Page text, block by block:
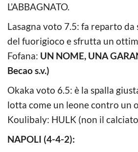
L’ABBAGNATO.
Lasagna voto 7.5: fa reparto da
del fuorigioco e sfrutta un
Fofana: UN NOME, UNA
Becao s.v.)
Okaka voto 6.5: è la spalla
lotta come un leone contro un
Koulibaly: HULK (non il
NAPOLI (4-4-2):